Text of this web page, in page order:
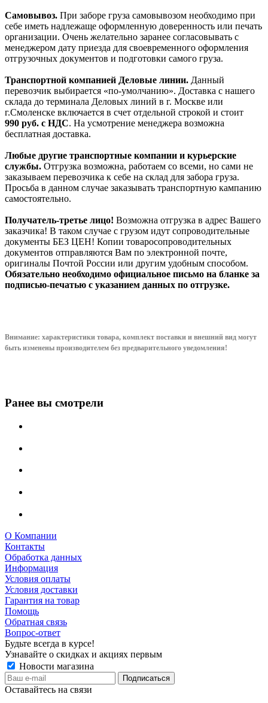
Самовывоз. При заборе груза самовывозом необходимо при
себе иметь надлежаще оформленную доверенность или печать
организации. Очень желательно заранее согласовывать с
менеджером дату приезда для своевременного оформления
отгрузочных документов и подготовки самого груза.
Транспортной компанией Деловые линии. Данный
перевозчик выбирается «по-умолчанию». Доставка с нашего
склада до терминала Деловых линий в г. Москве или
г.Смоленске включается в счет отдельной строкой и стоит
990 руб. с НДС. На усмотрение менеджера возможна
бесплатная доставка.
Любые другие транспортные компании и курьерские
службы. Отгрузка возможна, работаем со всеми, но сами не
заказываем перевозчика к себе на склад для забора груза.
Просьба в данном случае заказывать транспортную кампанию
самостоятельно.
Получатель-третье лицо! Возможна отгрузка в адрес Вашего
заказчика! В таком случае с грузом идут сопроводительные
документы БЕЗ ЦЕН! Копии товаросопроводительных
документов отправляются Вам по электронной почте,
оригиналы Почтой России или другим удобным способом.
Обязательно необходимо официальное письмо на бланке за
подписью-печатью с указанием данных по отгрузке.
Внимание: характеристики товара, комплект поставки и внешний вид могут
быть изменены производителем без предварительного уведомления!
Ранее вы смотрели
О Компании
Контакты
Обработка данных
Информация
Условия оплаты
Условия доставки
Гарантия на товар
Помощь
Обратная связь
Вопрос-ответ
Будьте всегда в курсе!
Узнавайте о скидках и акциях первым
Новости магазина
Оставайтесь на связи